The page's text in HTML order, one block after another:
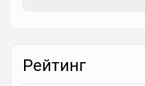
Рейтинг